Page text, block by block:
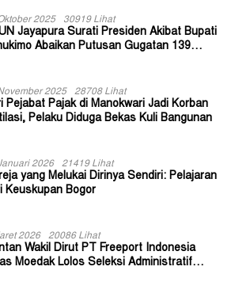
2025 30919 Lihat
Jayapura Surati Presiden Akibat Bupati
Abaikan Putusan Gugatan 139
2025 28708 Lihat
Pejabat Pajak di Manokwari Jadi Korban
Pelaku Diduga Bekas Kuli Bangunan
2026 21419 Lihat
yang Melukai Dirinya Sendiri: Pelajaran
Keuskupan Bogor
2026 20086 Lihat
Wakil Dirut PT Freeport Indonesia
Moedak Lolos Seleksi Administratif